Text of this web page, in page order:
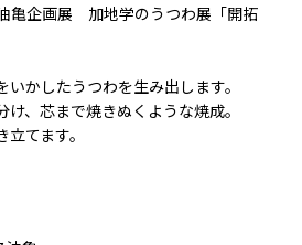
亀企画展 加地学のうつわ展「開拓
かしたうつわを生み出します。
、芯まで焼きぬくような焼成。
てます。